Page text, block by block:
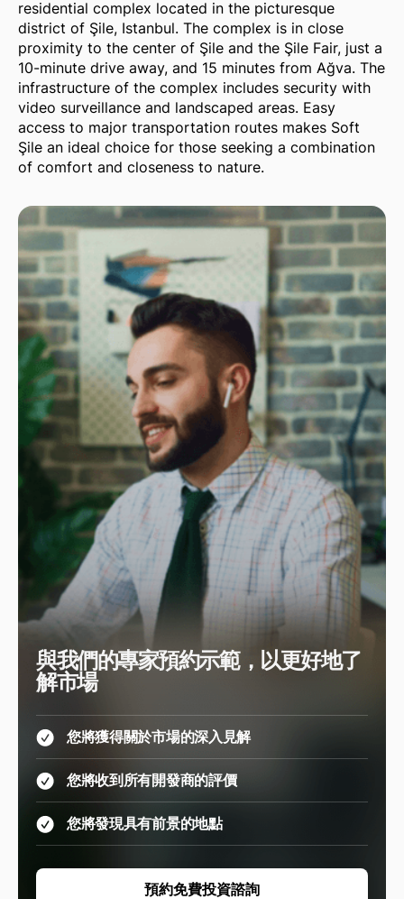
residential complex located in the picturesque
district of Şile, Istanbul. The complex is in close
proximity to the center of Şile and the Şile Fair, just a
10-minute drive away, and 15 minutes from Ağva. The
infrastructure of the complex includes security with
video surveillance and landscaped areas. Easy
access to major transportation routes makes Soft
Şile an ideal choice for those seeking a combination
of comfort and closeness to nature.
與我們的專家預約示範，以更好地了
解市場
您將獲得關於市場的深入見解
您將收到所有開發商的評價
您將發現具有前景的地點
預約免費投資諮詢